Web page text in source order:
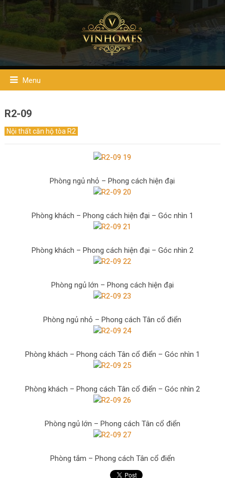
Menu
R2-09
Nội thất căn hộ tòa R2
Phòng ngủ nhỏ – Phong cách hiện đại
Phòng khách – Phong cách hiện đại – Góc nhìn 1
Phòng khách – Phong cách hiện đại – Góc nhìn 2
Phòng ngủ lớn – Phong cách hiện đại
Phòng ngủ nhỏ – Phong cách Tân cổ điển
Phòng khách – Phong cách Tân cổ điển – Góc nhìn 1
Phòng khách – Phong cách Tân cổ điển – Góc nhìn 2
Phòng ngủ lớn – Phong cách Tân cổ điển
Phòng tắm – Phong cách Tân cổ điển